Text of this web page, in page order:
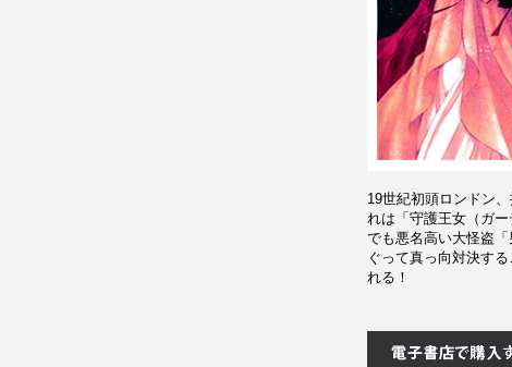
19世紀初頭ロンドン
れは「守護王女（ガ
でも悪名高い大怪盗
ぐって真っ向対決す
れる！